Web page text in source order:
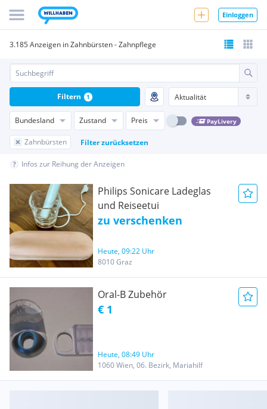
Einloggen
3.185 Anzeigen in Zahnbürsten - Zahnpflege
Bundesland Zustand Preis PayLivery
Zahnbürsten Filter zurücksetzen
Filtern 1
Infos zur Reihung der Anzeigen
Philips Sonicare Ladeglas
und Reiseetui
zu verschenken
Heute, 09:22 Uhr
8010 Graz
Oral-B Zubehör
€ 1
Heute, 08:49 Uhr
1060 Wien, 06. Bezirk, Mariahilf